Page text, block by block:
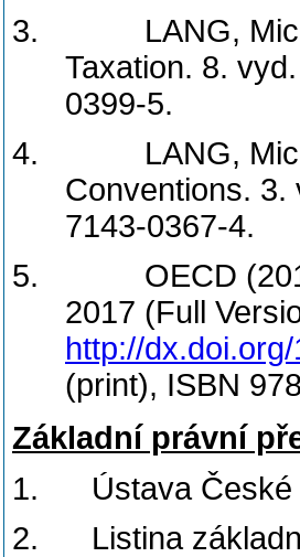
3.
LANG,
Taxation. 8.
0399-5.
4.
LANG,
Conventions. 3.
7143-0367-4.
5.
OECD
2017 (Full
http://
(print), ISBN
Základní právní
1.
Ústava
2.
Listina